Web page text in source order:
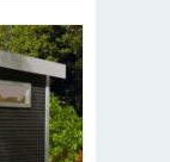
PRODUKT